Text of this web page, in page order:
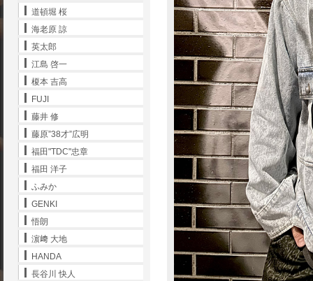
道頓堀 桜
海老原 諒
英太郎
江島 啓一
榎本 吉高
FUJI
藤井 修
藤原”38才”広明
福田"TDC"忠章
福田 洋子
ふみか
GENKI
悟朗
濵﨑 大地
HANDA
長谷川 快人